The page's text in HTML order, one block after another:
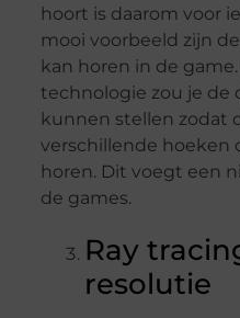
hoort is daarom voor
mooi voorbeeld zijn
kan horen in de
technologie zou je de
kunnen stellen zodat
verschillende hoeken
horen. Dit voegt een
de games.
Ray
resolutie